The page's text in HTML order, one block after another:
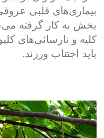
بیماری‌های قلبی
بخش به کار گرفته
کلیه و نارسائی‌های
باید اجتناب ورزند.